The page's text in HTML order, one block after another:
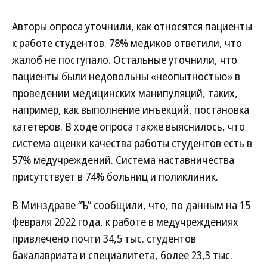
Авторы опроса уточнили, как относятся пациенты
к работе студентов. 78% медиков ответили, что
жалоб не поступало. Остальные уточнили, что
пациенты были недовольны «неопытностью» в
проведении медицинских манипуляций, таких,
например, как выполнение инъекций, постановка
катетеров. В ходе опроса также выяснилось, что
система оценки качества работы студентов есть в
57% медучреждений. Система наставничества
присутствует в 74% больниц и поликлиник.
В Минздраве “Ъ” сообщили, что, по данным на 15
февраля 2022 года, к работе в медучреждениях
привлечено почти 34,5 тыс. студентов
бакалавриата и специалитета, более 23,3 тыс.